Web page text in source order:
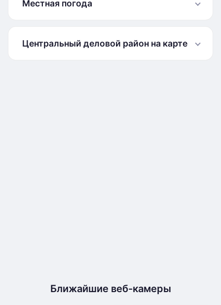
Местная погода
Центральный деловой район на карте
Ближайшие веб-камеры